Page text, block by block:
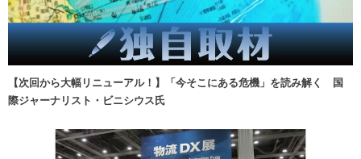
【次回から大幅リニューアル！】「今そこにある危機」を読み解く 国
際ジャーナリスト・ビニシウス氏